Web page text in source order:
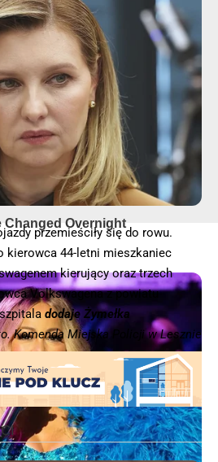
przemieściły się do rowu.
kierowca 44-letni mieszkaniec
kierujący oraz trzech
Volkswagena z powiatu
dodaje Żymełka
Komenda Miejska Policji w Lesznie